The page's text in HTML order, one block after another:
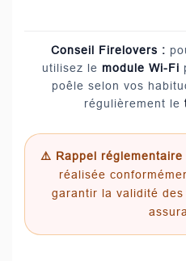
Conseil Firelovers :
utilisez le module Wi-Fi
poêle selon vos
régulièrement le
⚠️ Rappel réglementaire
réalisée
garantir la validité